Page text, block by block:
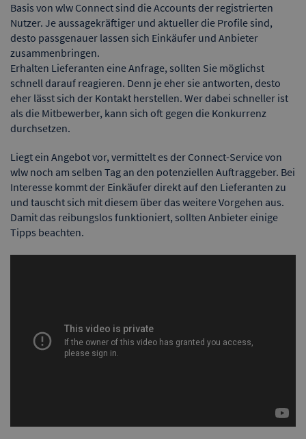
Basis von wlw Connect sind die Accounts der registrierten
Nutzer. Je aussagekräftiger und aktueller die Profile sind,
desto passgenauer lassen sich Einkäufer und Anbieter
zusammenbringen.
Erhalten Lieferanten eine Anfrage, sollten Sie möglichst
schnell darauf reagieren. Denn je eher sie antworten, desto
eher lässt sich der Kontakt herstellen. Wer dabei schneller ist
als die Mitbewerber, kann sich oft gegen die Konkurrenz
durchsetzen.
Liegt ein Angebot vor, vermittelt es der Connect-Service von
wlw noch am selben Tag an den potenziellen Auftraggeber. Bei
Interesse kommt der Einkäufer direkt auf den Lieferanten zu
und tauscht sich mit diesem über das weitere Vorgehen aus.
Damit das reibungslos funktioniert, sollten Anbieter einige
Tipps beachten.